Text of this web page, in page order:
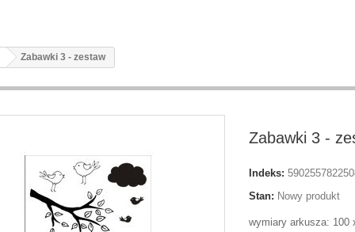
Zabawki 3 - zestaw
Zabawki 3 -
Indeks:
Stan: Nowy produkt
wymiary arkusza: 100